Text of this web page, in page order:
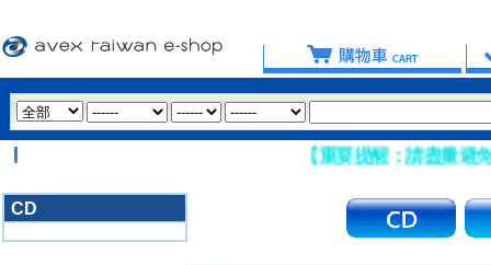
【重要提醒：請盡量避免使用 Hotmail
CD